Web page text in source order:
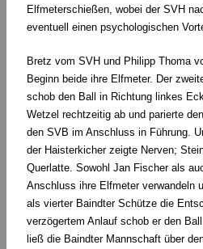
Elfmeterschießen, wobei der SVH
eventuell einen psychologischen
Bretz vom SVH und Philipp Thoma
Beginn beide ihre Elfmeter. Der
schob den Ball in Richtung linkes
Wetzel rechtzeitig ab und parierte
den SVB im Anschluss in Führung.
der Haisterkicher zeigte Nerven;
Querlatte. Sowohl Jan Fischer als
Anschluss ihre Elfmeter verwandeln
als vierter Baindter Schütze die
verzögertem Anlauf schob er den
ließ die Baindter Mannschaft über